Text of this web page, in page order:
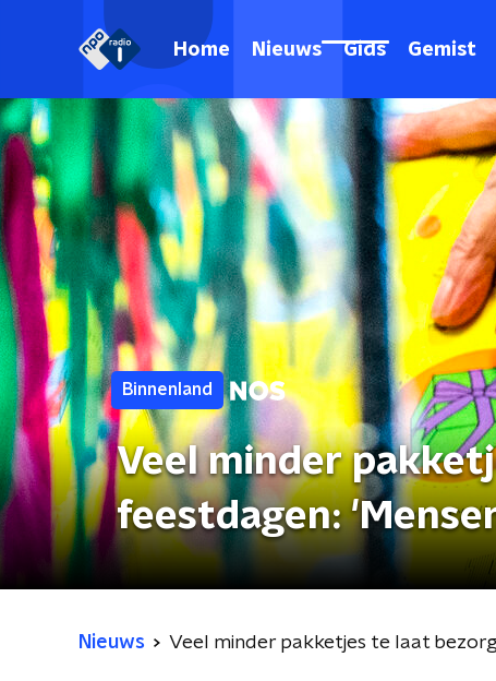
Home Nieuws Gids Gemist
Binnenland
Veel minder
feestdagen:
Nieuws Veel minder pakketjes te laat